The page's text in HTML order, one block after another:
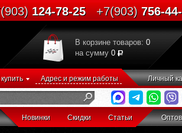
124-78-25 +7(903)756-
В корзине товаров: 0
на сумму 0
купить Адрес и режим работы Личный
Новинки Скидки Статьи